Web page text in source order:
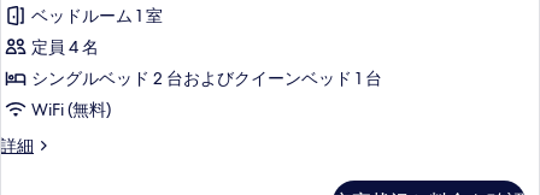
の
写
真
を
表
ベ
ッ
ド
ル
ル
ー
ベ
ド
ペ
リ
ア
ツ
イ
ベッドルーム 1 室
定員 4 名
シングルベッド 2 台およびクイーンベッド 1 台
WiFi (無料)
詳細
ス